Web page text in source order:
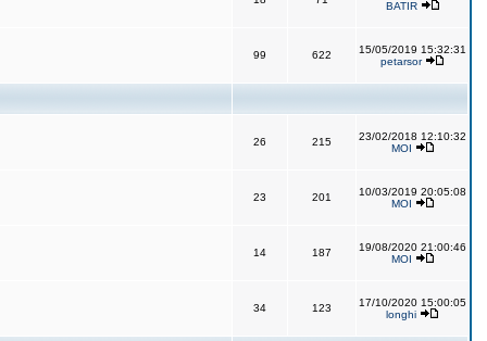
BATIR
99 622
15/05/2019 15:32:31
petarsor
26 215
23/02/2018 12:10:32
MOI
23 201
10/03/2019 20:05:08
MOI
14 187
19/08/2020 21:00:46
MOI
34 123
17/10/2020 15:00:05
longhi